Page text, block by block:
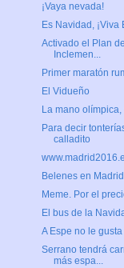
¡Vaya nevada!
Es Navidad, ¡Viva
Activado el Plan
Inclemen...
Primer maratón
El Vidueño
La mano
Para decir
calladito
Belenes en
Meme. Por el
El bus de la
A Espe no le
Serrano tendrá
más espa...